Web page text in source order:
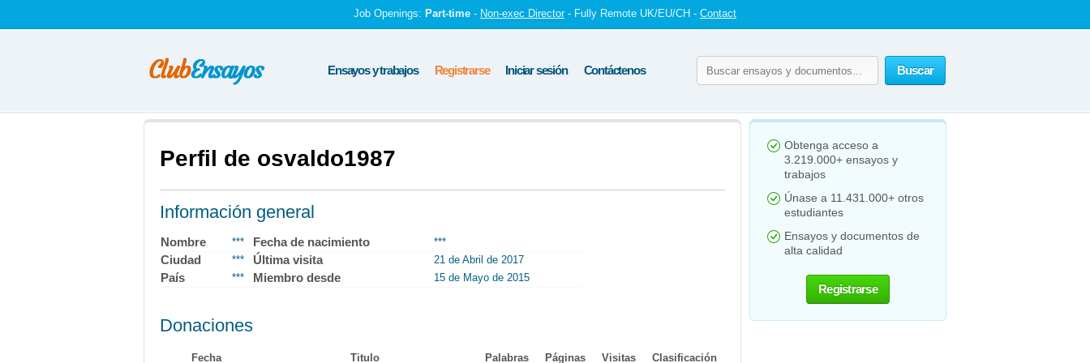
Job Openings: Part-time - Non-exec Director - Fully Remote UK/EU/CH - Contact
Buscar
Ensayos y trabajos Registrarse Iniciar sesión Contáctenos
Perfil de osvaldo1987
Información general
Nombre *** Fecha de nacimiento ***
Ciudad *** Última visita 21 de Abril de 2017
País *** Miembro desde 15 de Mayo de 2015
Donaciones
Fecha Titulo Palabras Páginas Visitas Clasificación
Obtenga acceso a
3.219.000+ ensayos y
trabajos
Únase a 11.431.000+ otros
estudiantes
Ensayos y documentos de
alta calidad
Registrarse